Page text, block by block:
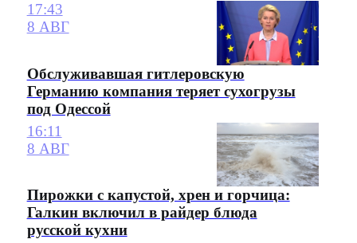
17:43
8 АВГ
Обслуживавшая гитлеровскую
Германию компания теряет сухогрузы
под Одессой
16:11
8 АВГ
Пирожки с капустой, хрен и горчица:
Галкин включил в райдер блюда
русской кухни